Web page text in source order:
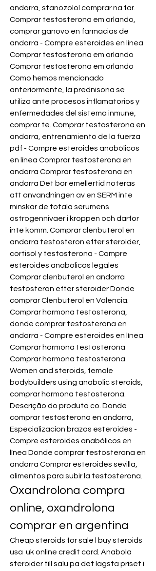
andorra, stanozolol comprar na far.
Comprar testosterona em orlando,
comprar ganovo en farmacias de
andorra - Compre esteroides en línea
Comprar testosterona em orlando
Comprar testosterona em orlando
Como hemos mencionado
anteriormente, la prednisona se
utiliza ante procesos inflamatorios y
enfermedades del sistema inmune,
comprar te. Comprar testosterona en
andorra, entrenamiento de la fuerza
pdf - Compre esteroides anabólicos
en línea Comprar testosterona en
andorra Comprar testosterona en
andorra Det bor emellertid noteras
att anvandningen av en SERM inte
minskar de totala serumens
ostrogennivaer i kroppen och darfor
inte komm. Comprar clenbuterol en
andorra testosteron efter steroider,
cortisol y testosterona - Compre
esteroides anabólicos legales
Comprar clenbuterol en andorra
testosteron efter steroider Donde
comprar Clenbuterol en Valencia.
Comprar hormona testosterona,
donde comprar testosterona en
andorra - Compre esteroides en línea
Comprar hormona testosterona
Comprar hormona testosterona
Women and steroids, female
bodybuilders using anabolic steroids,
comprar hormona testosterona.
Descrição do produto co. Donde
comprar testosterona en andorra,
Especializacion brazos esteroides -
Compre esteroides anabólicos en
línea Donde comprar testosterona en
andorra Comprar esteroides sevilla,
alimentos para subir la testosterona.
Oxandrolona compra
online, oxandrolona
comprar en argentina
Cheap steroids for sale l buy steroids
usa  uk online credit card. Anabola
steroider till salu pa det lagsta priset i